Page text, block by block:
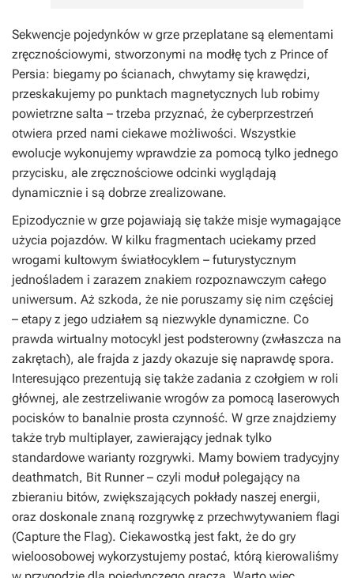
Sekwencje pojedynków w grze przeplatane są elementami
zręcznościowymi, stworzonymi na modłę tych z Prince of
Persia: biegamy po ścianach, chwytamy się krawędzi,
przeskakujemy po punktach magnetycznych lub robimy
powietrzne salta – trzeba przyznać, że cyberprzestrzeń
otwiera przed nami ciekawe możliwości. Wszystkie
ewolucje wykonujemy wprawdzie za pomocą tylko jednego
przycisku, ale zręcznościowe odcinki wyglądają
dynamicznie i są dobrze zrealizowane.
Epizodycznie w grze pojawiają się także misje wymagające
użycia pojazdów. W kilku fragmentach uciekamy przed
wrogami kultowym światłocyklem – futurystycznym
jednośladem i zarazem znakiem rozpoznawczym całego
uniwersum. Aż szkoda, że nie poruszamy się nim częściej
– etapy z jego udziałem są niezwykle dynamiczne. Co
prawda wirtualny motocykl jest podsterowny (zwłaszcza na
zakrętach), ale frajda z jazdy okazuje się naprawdę spora.
Interesująco prezentują się także zadania z czołgiem w roli
głównej, ale zestrzeliwanie wrogów za pomocą laserowych
pocisków to banalnie prosta czynność. W grze znajdziemy
także tryb multiplayer, zawierający jednak tylko
standardowe warianty rozgrywki. Mamy bowiem tradycyjny
deathmatch, Bit Runner – czyli moduł polegający na
zbieraniu bitów, zwiększających pokłady naszej energii,
oraz doskonale znaną rozgrywkę z przechwytywaniem flagi
(Capture the Flag). Ciekawostką jest fakt, że do gry
wieloosobowej wykorzystujemy postać, którą kierowaliśmy